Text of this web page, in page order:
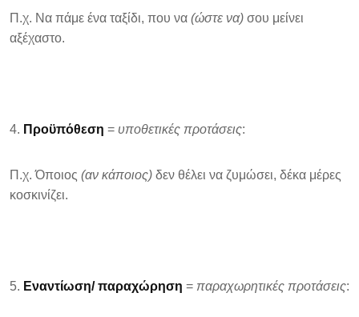
Π.χ. Να πάμε ένα ταξίδι, που να (ώστε να) σου μείνει
αξέχαστο.
Προϋπόθεση = υποθετικές προτάσεις:
Π.χ. Όποιος (αν κάποιος) δεν θέλει να ζυμώσει, δέκα μέρες
κοσκινίζει.
Εναντίωση/ παραχώρηση = παραχωρητικές προτάσεις: